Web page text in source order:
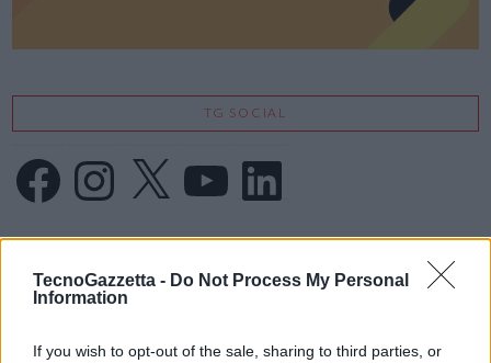
TecnoGazzetta - Do Not Process My Personal
Information
If you wish to opt-out of the sale, sharing to third parties, or
TG SOCIAL
FacebookInstagram
X LinkedIn